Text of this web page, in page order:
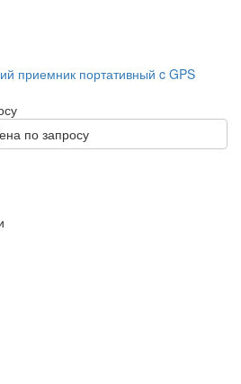
приемник портативный c GPS
по запросу